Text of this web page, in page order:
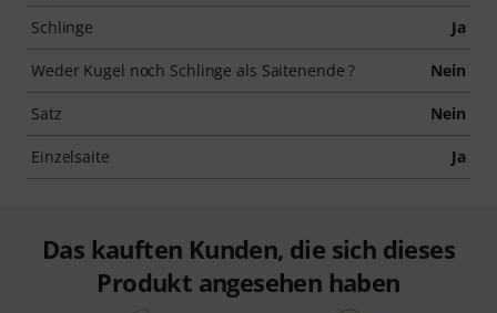
Schlinge Ja
Weder Kugel noch Schlinge als Saitenende ? Nein
Satz Nein
Einzelsaite Ja
Das kauften Kunden, die sich dieses
Produkt angesehen haben